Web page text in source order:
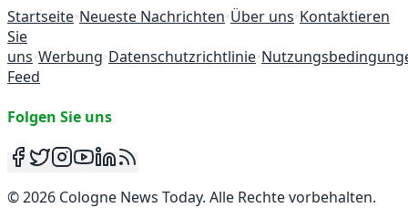
Startseite•Neueste Nachrichten•Über uns•Kontaktieren
Sie
uns•Werbung•Datenschutzrichtlinie•
Feed
Folgen Sie uns
©2026 Cologne News Today. Alle Rechte vorbehalten.